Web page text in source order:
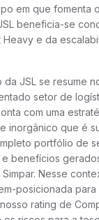
em que fomenta o
beneficia-se
Heavy e da
da JSL se resume
setor de
com uma
inorgânico que é
portfólio de
benefícios
Nesse
posicionada para
rating de